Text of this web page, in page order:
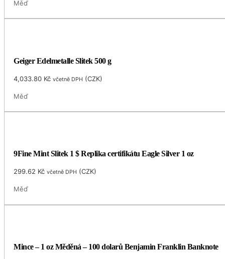
Měď
Geiger Edelmetalle Slitek 500 g
4,033.80 Kč včetně DPH (CZK)
Měď
9Fine Mint Slitek 1 $ Replika certifikátu Eagle Silver 1 oz
299.62 Kč včetně DPH (CZK)
Měď
Mince – 1 oz Měděná – 100 dolarů Benjamin Franklin Banknote